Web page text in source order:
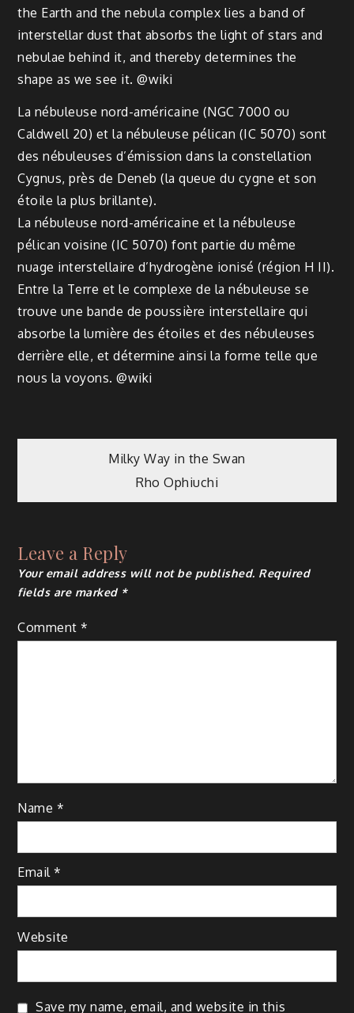
the Earth and the nebula complex lies a band of
interstellar dust that absorbs the light of stars and
nebulae behind it, and thereby determines the
shape as we see it. @wiki
La nébuleuse nord-américaine (NGC 7000 ou
Caldwell 20) et la nébuleuse pélican (IC 5070) sont
des nébuleuses d’émission dans la constellation
Cygnus, près de Deneb (la queue du cygne et son
étoile la plus brillante).
La nébuleuse nord-américaine et la nébuleuse
pélican voisine (IC 5070) font partie du même
nuage interstellaire d’hydrogène ionisé (région H II).
Entre la Terre et le complexe de la nébuleuse se
trouve une bande de poussière interstellaire qui
absorbe la lumière des étoiles et des nébuleuses
derrière elle, et détermine ainsi la forme telle que
nous la voyons. @wiki
navigation
Milky Way in the Swan
Rho Ophiuchi
Leave a Reply
Your email address will not be published. Required
fields are marked *
Comment*
Name *
Email*
Website
Save my name, email, and website in this